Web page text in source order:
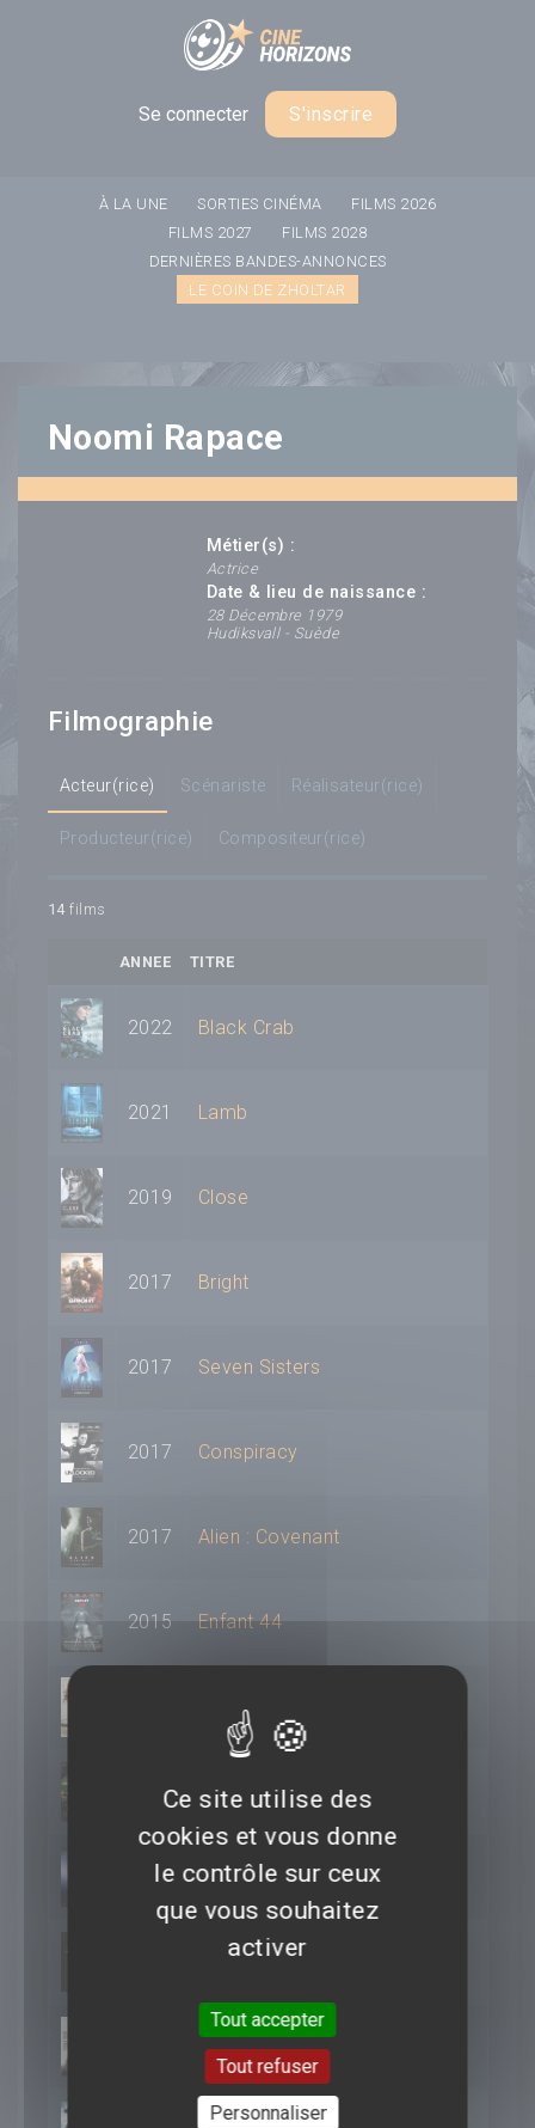
Se connecter S'inscrire
À LA UNE SORTIES CINÉMA
FILMS 2026
FILMS 2027
FILMS 2028
DERNIÈRES BANDES-ANNONCES
LE COIN DE ZHOLTAR
Noomi Rapace
Métier(s) :
Actrice
Date & lieu de naissance :
28 Décembre 1979
Hudiksvall - Suède
Filmographie
Acteur(rice) Scénariste Réalisateur(rice)
Producteur(rice) Compositeur(rice)
14 films
ANNEE TITRE
2022 Black Crab
2021 Lamb
2019 Close
2017 Bright
2017 Seven Sisters
2017 Conspiracy
2017 Alien : Covenant
2015 Enfant 44
Quand vient la nuit
2013 Dead Man Down
2013 Passion
Prometheus
Babycall
Sherlock Holmes : Jeu
Panneau de gestion des cookies
Ce site utilise des
cookies et vous donne
le contrôle sur ceux
que vous souhaitez
activer
Tout accepter
Tout refuser
Personnaliser